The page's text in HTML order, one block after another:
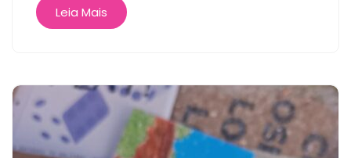
Leia Mais